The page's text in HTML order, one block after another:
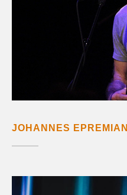
JOHANNES EPREMIAN